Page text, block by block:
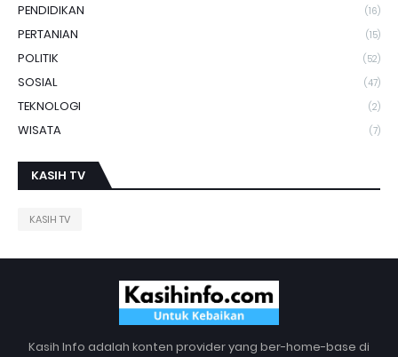
PENDIDIKAN (16)
PERTANIAN (15)
POLITIK (52)
SOSIAL (47)
TEKNOLOGI (2)
WISATA (7)
KASIH TV
KASIH TV
Kasih Info adalah konten provider yang ber-home-base di